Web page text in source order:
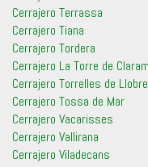
Cerrajero Terrassa
Cerrajero Tiana
Cerrajero Tordera
Cerrajero La Torre de
Cerrajero Torrelles de
Cerrajero Tossa de Mar
Cerrajero Vacarisses
Cerrajero Vallirana
Cerrajero Viladecans